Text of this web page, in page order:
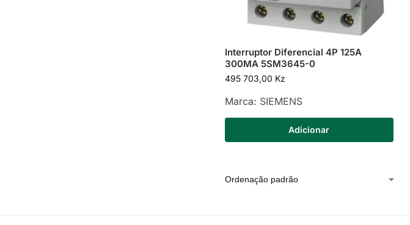
Interruptor Diferencial 4P 125A
300MA 5SM3645-0
495 703,00 Kz
Marca: SIEMENS
Adicionar